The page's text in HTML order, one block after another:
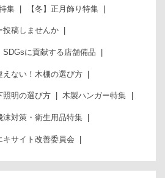
集 【冬】正月飾り特集
投稿しませんか
SDGsに貢献する店舗備品
えない！木棚の選び方
照明の選び方 木製ハンガー特集
沫対策・衛生用品特集
キサイト改善委員会